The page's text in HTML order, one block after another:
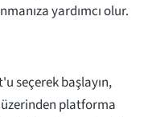
yardımcı olur.
seçerek başlayın,
üzerinden platforma